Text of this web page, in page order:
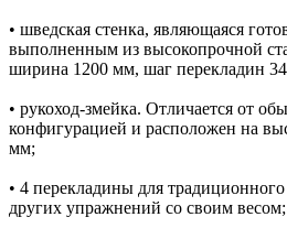
• шведская стенка, являющаяся
выполненным из высокопрочной
ширина 1200 мм, шаг перекладин
• рукоход-змейка. Отличается от
конфигурацией и расположен на
мм;
• 4 перекладины для
других упражнений со своим весом;